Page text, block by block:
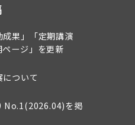
果」「定期講演
ージ」を更新
ついて
No.1(2026.04)を掲